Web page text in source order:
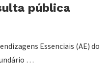
pública
Essenciais (AE) do
…